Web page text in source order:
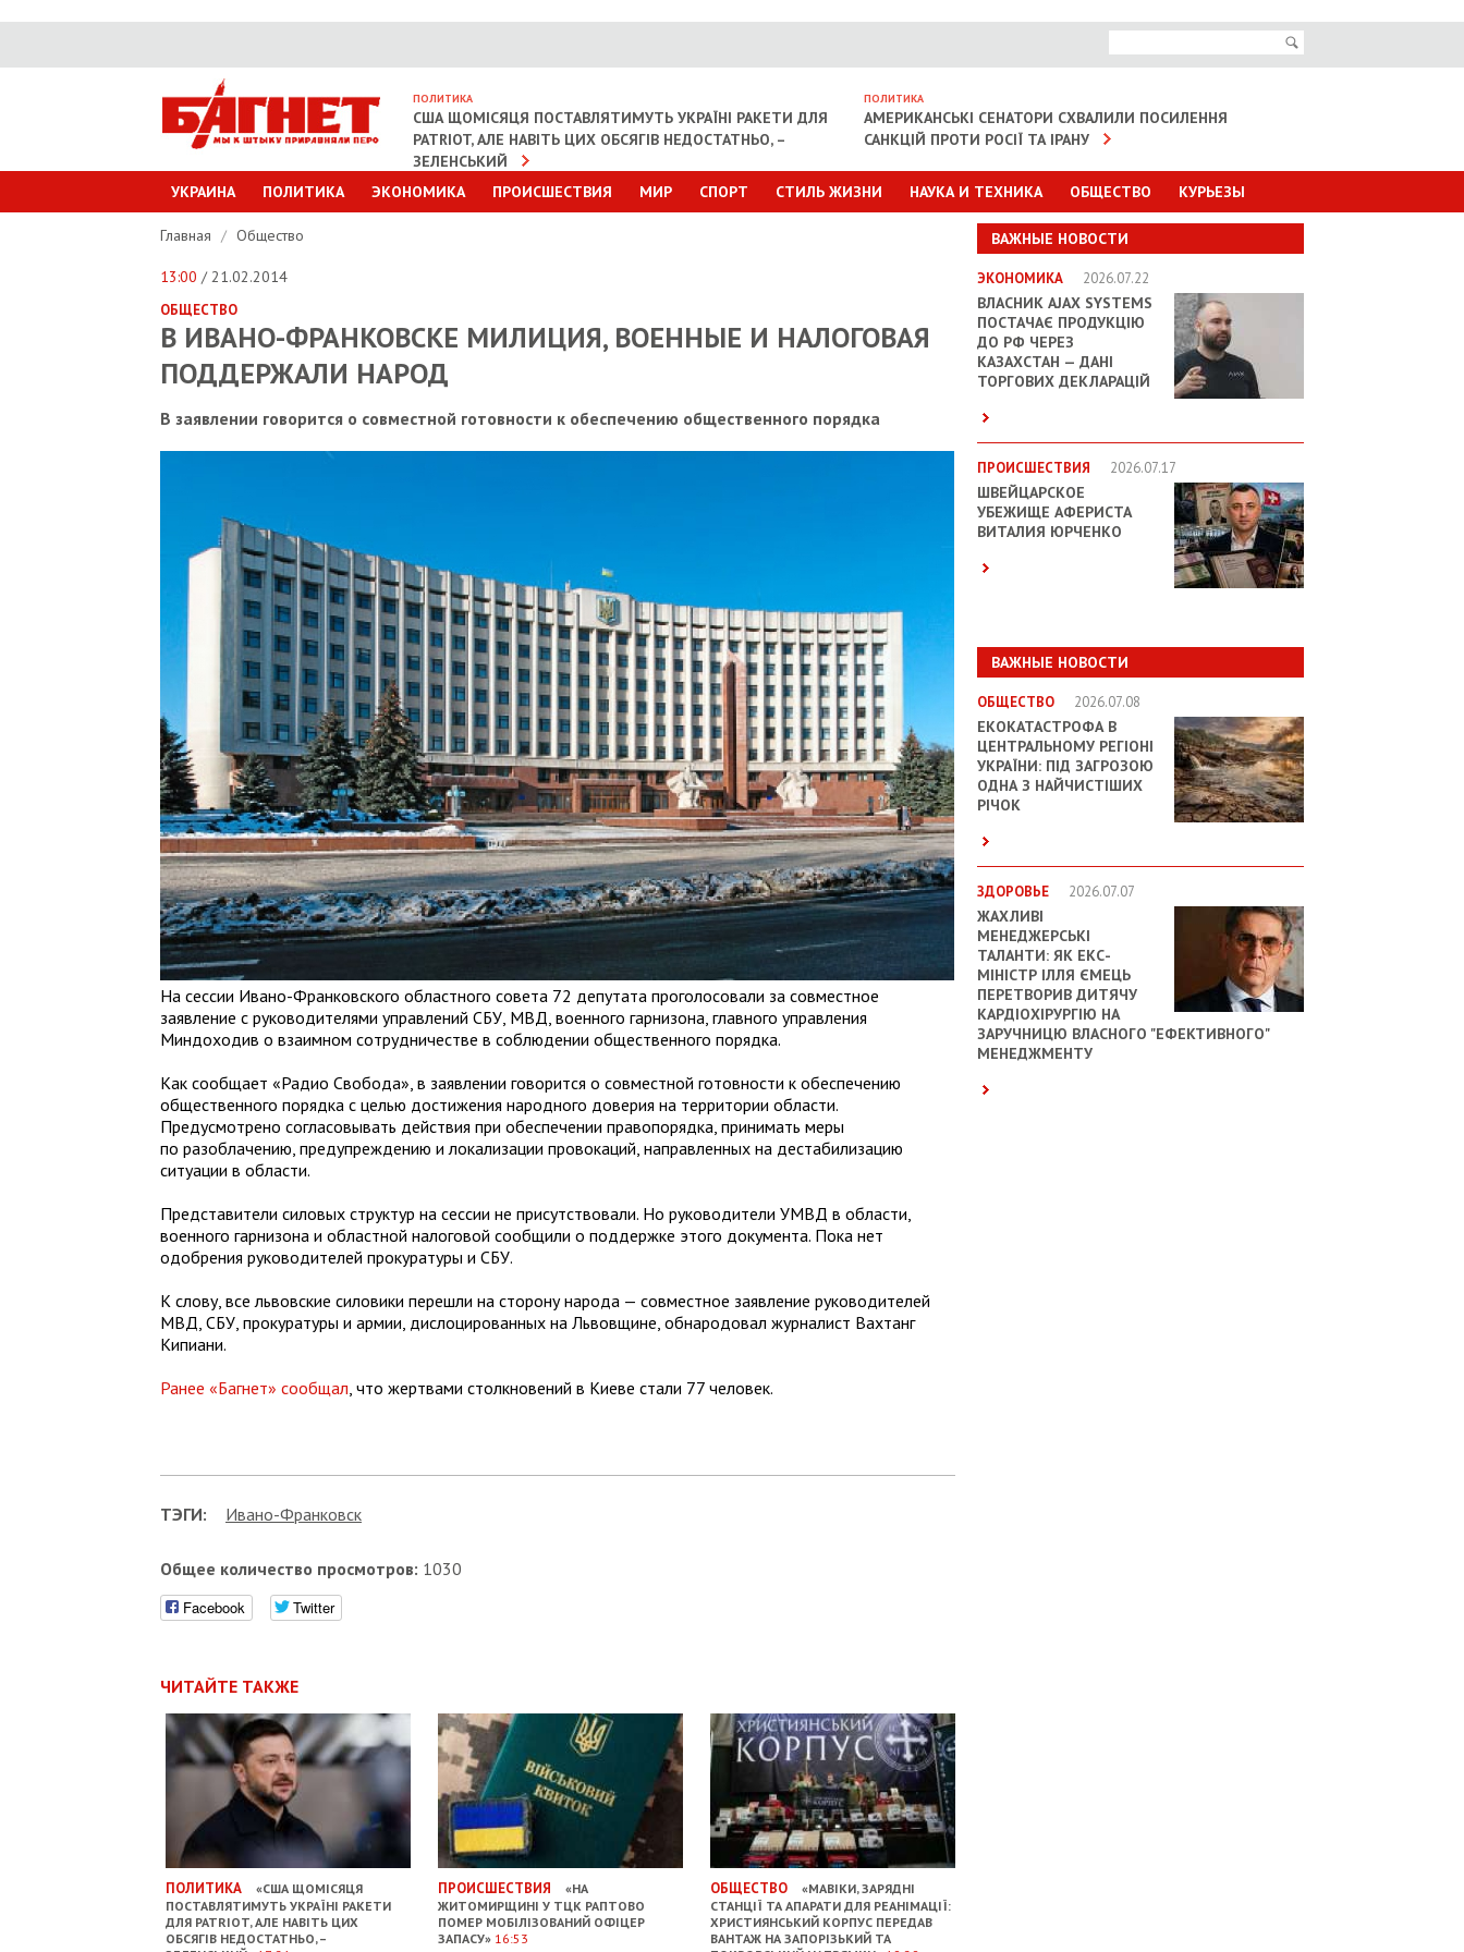
ПОЛИТИКА
США ЩОМІСЯЦЯ ПОСТАВЛЯТИМУТЬ УКРАЇНІ РАКЕТИ ДЛЯ
PATRIOT, АЛЕ НАВІТЬ ЦИХ ОБСЯГІВ НЕДОСТАТНЬО, –
ЗЕЛЕНСЬКИЙ
ПОЛИТИКА
АМЕРИКАНСЬКІ СЕНАТОРИ СХВАЛИЛИ ПОСИЛЕННЯ
САНКЦІЙ ПРОТИ РОСІЇ ТА ІРАНУ
УКРАИНА ПОЛИТИКА ЭКОНОМИКА ПРОИСШЕСТВИЯ МИР СПОРТ СТИЛЬ ЖИЗНИ НАУКА И ТЕХНИКА ОБЩЕСТВО КУРЬЕЗЫ
ВАЖНЫЕ НОВОСТИ
ЭКОНОМИКА 2026.07.22
ВЛАСНИК AJAX SYSTEMS
ПОСТАЧАЄ ПРОДУКЦІЮ
ДО РФ ЧЕРЕЗ
КАЗАХСТАН — ДАНІ
ТОРГОВИХ ДЕКЛАРАЦІЙ
ПРОИСШЕСТВИЯ 2026.07.17
ШВЕЙЦАРСКОЕ
УБЕЖИЩЕ АФЕРИСТА
ВИТАЛИЯ ЮРЧЕНКО
ВАЖНЫЕ НОВОСТИ
ОБЩЕСТВО 2026.07.08
ЕКОКАТАСТРОФА В
ЦЕНТРАЛЬНОМУ РЕГІОНІ
УКРАЇНИ: ПІД ЗАГРОЗОЮ
ОДНА З НАЙЧИСТІШИХ
РІЧОК
ЗДОРОВЬЕ 2026.07.07
ЖАХЛИВІ
МЕНЕДЖЕРСЬКІ
ТАЛАНТИ: ЯК ЕКС-
МІНІСТР ІЛЛЯ ЄМЕЦЬ
ПЕРЕТВОРИВ ДИТЯЧУ
КАРДІОХІРУРГІЮ НА
ЗАРУЧНИЦЮ ВЛАСНОГО "ЕФЕКТИВНОГО"
МЕНЕДЖМЕНТУ
Главная / Общество
13:00 / 21.02.2014
ОБЩЕСТВО
В ИВАНО-ФРАНКОВСКЕ МИЛИЦИЯ, ВОЕННЫЕ И НАЛОГОВАЯ
ПОДДЕРЖАЛИ НАРОД
В заявлении говорится о совместной готовности к обеспечению общественного порядка
На сессии Ивано-Франковского областного совета 72 депутата проголосовали за совместное
заявление с руководителями управлений СБУ, МВД, военного гарнизона, главного управления
Миндоходив о взаимном сотрудничестве в соблюдении общественного порядка.
Как сообщает «Радио Свобода», в заявлении говорится о совместной готовности к обеспечению
общественного порядка с целью достижения народного доверия на территории области.
Предусмотрено согласовывать действия при обеспечении правопорядка, принимать меры
по разоблачению, предупреждению и локализации провокаций, направленных на дестабилизацию
ситуации в области.
Представители силовых структур на сессии не присутствовали. Но руководители УМВД в области,
военного гарнизона и областной налоговой сообщили о поддержке этого документа. Пока нет
одобрения руководителей прокуратуры и СБУ.
К слову, все львовские силовики перешли на сторону народа — совместное заявление руководителей
МВД, СБУ, прокуратуры и армии, дислоцированных на Львовщине, обнародовал журналист Вахтанг
Кипиани.
Ранее «Багнет» сообщал, что жертвами столкновений в Киеве стали 77 человек.
ТЭГИ: Ивано-Франковск
Общее количество просмотров: 1030
Facebook Twitter
ЧИТАЙТЕ ТАКЖЕ
ПОЛИТИКА
«США ЩОМІСЯЦЯ
ПОСТАВЛЯТИМУТЬ УКРАЇНІ РАКЕТИ
ДЛЯ PATRIOT, АЛЕ НАВІТЬ ЦИХ
ОБСЯГІВ НЕДОСТАТНЬО, –
ПРОИСШЕСТВИЯ
«НА
ЖИТОМИРЩИНІ У ТЦК РАПТОВО
ПОМЕР МОБІЛІЗОВАНИЙ ОФІЦЕР
ЗАПАСУ» 16:53
ОБЩЕСТВО
«МАВІКИ, ЗАРЯДНІ
СТАНЦІЇ ТА АПАРАТИ ДЛЯ РЕАНІМАЦІЇ:
ХРИСТИЯНСЬКИЙ КОРПУС ПЕРЕДАВ
ВАНТАЖ НА ЗАПОРІЗЬКИЙ ТА